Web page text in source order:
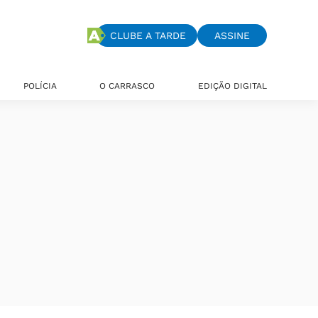
CLUBE A TARDE ASSINE
POLÍCIA O CARRASCO EDIÇÃO DIGITAL